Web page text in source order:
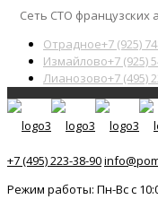
Сеть СТО французских
Отрадное+7 (925)
Измайлово+7 (925)
Лианозово+7 (495)
+7 (495) 223-38-90
Режим работы: Пн-Вс с